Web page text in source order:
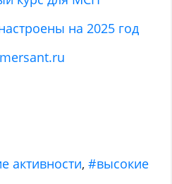
на 2025 год
активности,#высокие